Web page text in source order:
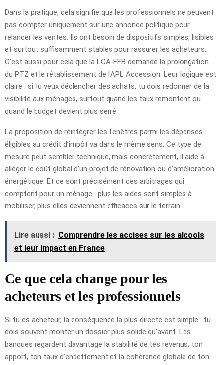
Dans la pratique, cela signifie que les professionnels ne peuvent
pas compter uniquement sur une annonce politique pour
relancer les ventes. Ils ont besoin de dispositifs simples, lisibles
et surtout suffisamment stables pour rassurer les acheteurs.
C’est aussi pour cela que la LCA-FFB demande la prolongation
du PTZ et le rétablissement de l’APL Accession. Leur logique est
claire : si tu veux déclencher des achats, tu dois redonner de la
visibilité aux ménages, surtout quand les taux remontent ou
quand le budget devient plus serré.
La proposition de réintégrer les fenêtres parmi les dépenses
éligibles au crédit d’impôt va dans le même sens. Ce type de
mesure peut sembler technique, mais concrètement, il aide à
alléger le coût global d’un projet de rénovation ou d’amélioration
énergétique. Et ce sont précisément ces arbitrages qui
comptent pour un ménage : plus les aides sont simples à
mobiliser, plus elles deviennent efficaces sur le terrain.
Lire aussi : Comprendre les accises sur les alcools
et leur impact en France
Ce que cela change pour les
acheteurs et les professionnels
Si tu es acheteur, la conséquence la plus directe est simple : tu
dois souvent monter un dossier plus solide qu’avant. Les
banques regardent davantage la stabilité de tes revenus, ton
apport, ton taux d’endettement et la cohérence globale de ton